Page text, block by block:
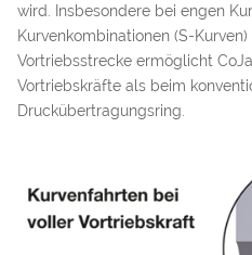
wird. Insbesondere bei engen
Kurvenkombinationen (S-
Vortriebsstrecke ermöglicht
Vortriebskräfte als beim
Druckübertragungsring.